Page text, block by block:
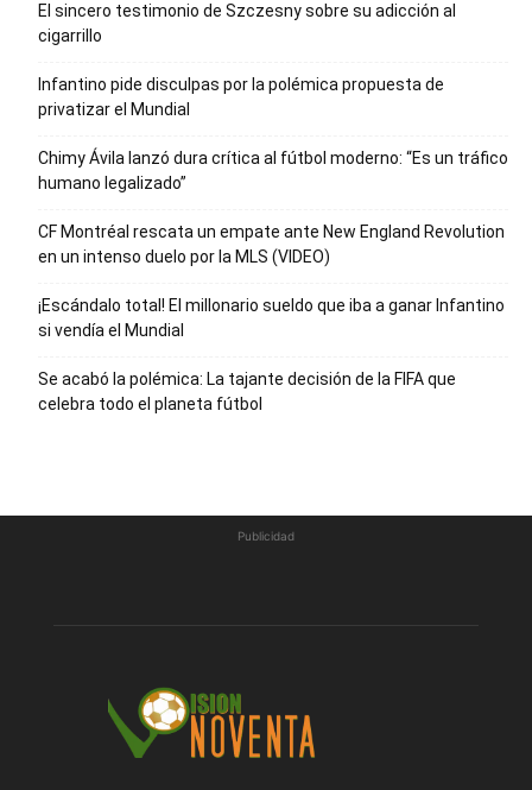
El sincero testimonio de Szczesny sobre su adicción al
cigarrillo
Infantino pide disculpas por la polémica propuesta de
privatizar el Mundial
Chimy Ávila lanzó dura crítica al fútbol moderno: “Es un tráfico
humano legalizado”
CF Montréal rescata un empate ante New England Revolution
en un intenso duelo por la MLS (VIDEO)
¡Escándalo total! El millonario sueldo que iba a ganar Infantino
si vendía el Mundial
Se acabó la polémica: La tajante decisión de la FIFA que
celebra todo el planeta fútbol
Publicidad